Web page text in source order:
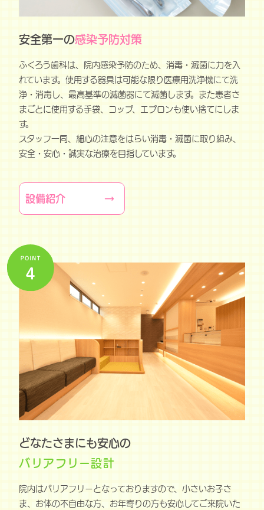
安全第一の感染予防対策
ふくろう歯科は、院内感染予防のため、消毒・滅菌に力を入
れています。使用する器具は可能な限り医療用洗浄機にて洗
浄・消毒し、最高基準の滅菌器にて滅菌します。また患者さ
まごとに使用する手袋、コップ、エプロンも使い捨てにしま
す。
スタッフ一同、細心の注意をはらい消毒・滅菌に取り組み、
安全・安心・誠実な治療を目指しています。
設備紹介
どなたさまにも安心の
バリアフリー設計
院内はバリアフリーとなっておりますので、小さいお子さ
ま、お体の不自由な方、お年寄りの方も安心してご来院いた